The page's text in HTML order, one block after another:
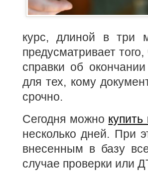
курс, длиной в три
предусматривает
справки об
для тех, кому
срочно.
Сегодня можно
несколько дней. При
внесенным в базу
случае проверки или